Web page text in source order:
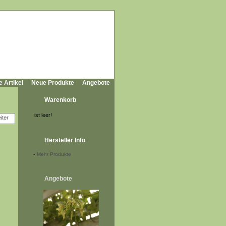
Artikel Neue Produkte Angebote
Warenkorb
ist leer!
Hersteller Info
- Mehr Produkte
Angebote